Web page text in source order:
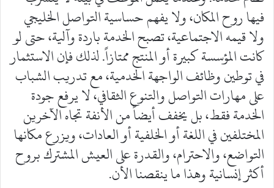
فيها روح المكان، ولا يفهم حساسية التواصل الخليجي
ولا قيمه الاجتماعية، تصبح الخدمة باردة وآلية، حتى لو
كانت المؤسسة كبيرة أو المنتج ممتازاً. لذلك فإن الاستثمار
في توطين وظائف الواجهة الخدمية، مع تدريب الشباب
على مهارات التواصل والتنوع الثقافي، لا يرفع جودة
الخدمة فقط، بل يخفف أيضاً من الأنفة تجاه الآخرين
المختلفين في اللغة أو الخلفية أو العادات، ويزرع مكانها
التواضع، والاحترام، والقدرة على العيش المشترك بروح
أكثر إنسانية وهذا ما ينقصنا الأن.